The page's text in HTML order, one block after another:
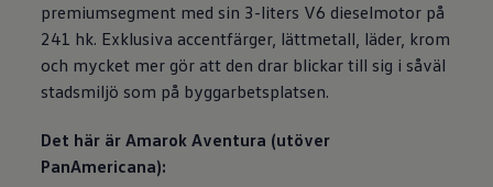
premiumsegment med sin 3-liters V6 dieselmotor på
241 hk. Exklusiva accentfärger, lättmetall, läder, krom
och mycket mer gör att den drar blickar till sig i såväl
stadsmiljö som på byggarbetsplatsen.
Det här är Amarok Aventura (utöver
PanAmericana):